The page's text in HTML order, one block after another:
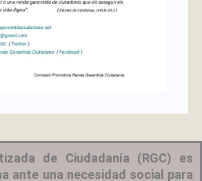
de Ciudadanía (RGC) es
ante una necesidad social para